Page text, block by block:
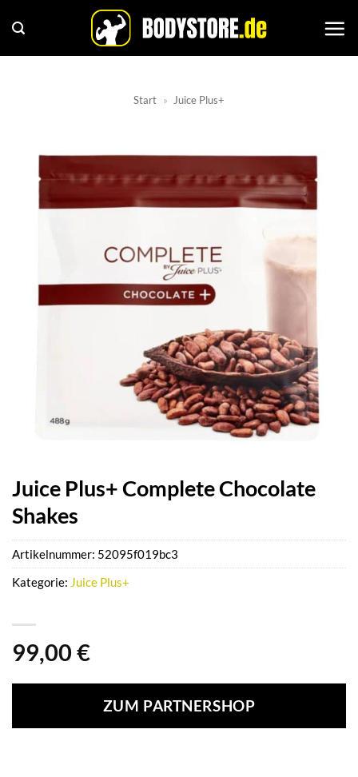
Inhalt
springen
Start » Juice Plus+
Juice Plus+ Complete Chocolate
Shakes
99,00 €
ZUM PARTNERSHOP
Artikelnummer: 52095f019bc3
Kategorie: Juice Plus+